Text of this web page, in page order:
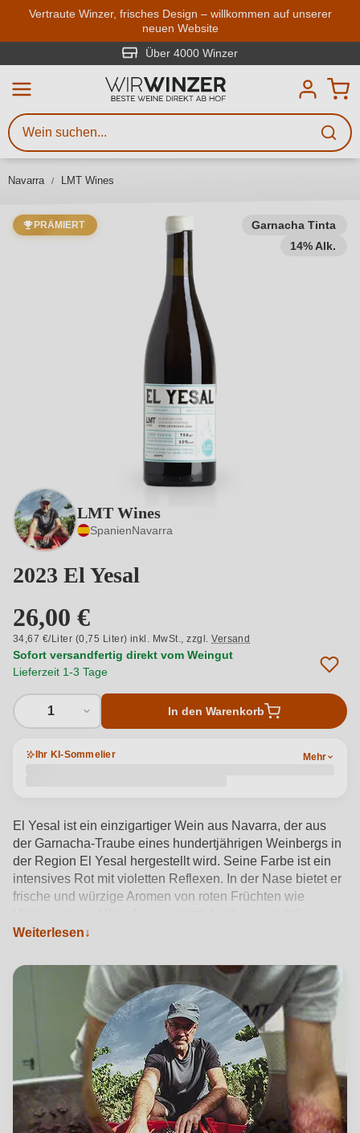
Zum Hauptinhalt springen
Vertraute Winzer, frisches Design – willkommen auf unserer
neuen Website
Über 4000 Winzer
Navarra LMT Wines
Garnacha Tinta
14% Alk.
PRÄMIERT
LMT Wines
SpanienNavarra
2023 El Yesal
26,00 €
34,67 €/Liter (0,75 Liter) inkl. MwSt.,zzgl.Versand
Sofort versandfertig direkt vom Weingut
Lieferzeit 1-3 Tage
1 In den Warenkorb
Ihr KI-Sommelier Mehr
El Yesal ist ein einzigartiger Wein aus Navarra, der aus
der Garnacha-Traube eines hundertjährigen Weinbergs in
der Region El Yesal hergestellt wird. Seine Farbe ist ein
intensives Rot mit violetten Reflexen. In der Nase bietet er
frische und würzige Aromen von roten Früchten wie
Rustikalität, die ihm Charakter verleiht. Am Gaumen ist er
Pflaumen und einer ausgewogenen Säure, die ihm
Frische verleiht.Produktdetails anzeigen →
Weiterlesen
Weinsuche
Mindestens 3 Zeichen eingeben
Beschreiben Sie, welchen Wein
Sie suchen – ob nach Geschmack,